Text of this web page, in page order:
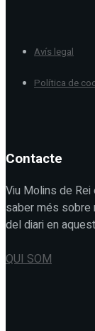
Avís legal
Política de
Contacte
Viu Molins de
saber més sobre
del diari en
QUI SOM